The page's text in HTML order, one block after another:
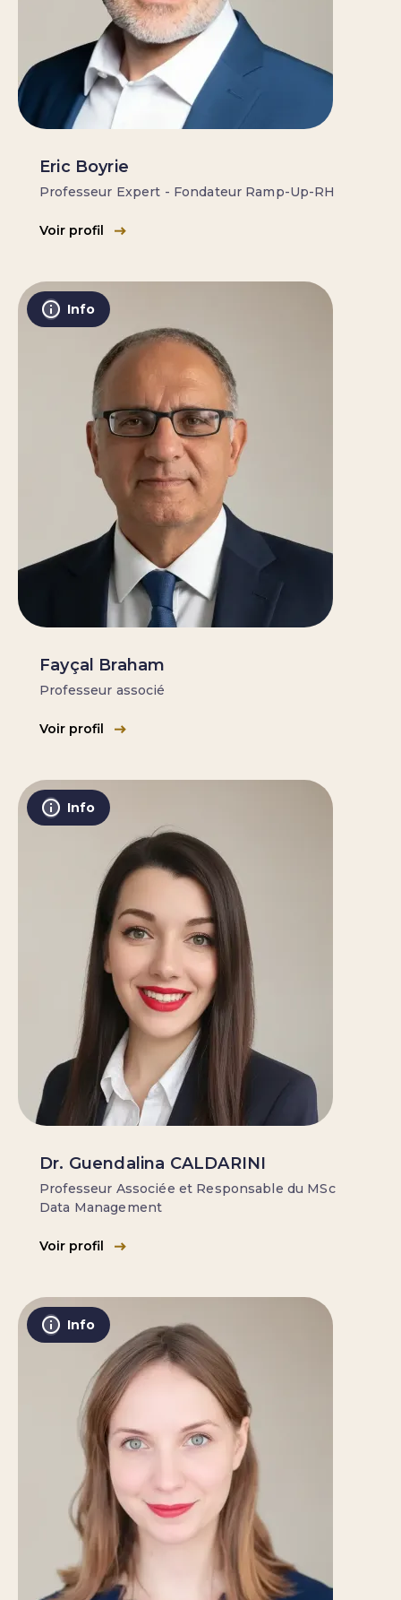
Eric Boyrie
Professeur Expert - Fondateur Ramp-Up-RH
Voir profil
Info
Fayçal Braham
Professeur associé
Voir profil
Info
Dr. Guendalina CALDARINI
Professeur Associée et Responsable du MSc
Data Management
Voir profil
Info